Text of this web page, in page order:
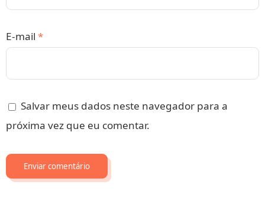
E-mail *
Salvar meus dados neste navegador para a
próxima vez que eu comentar.